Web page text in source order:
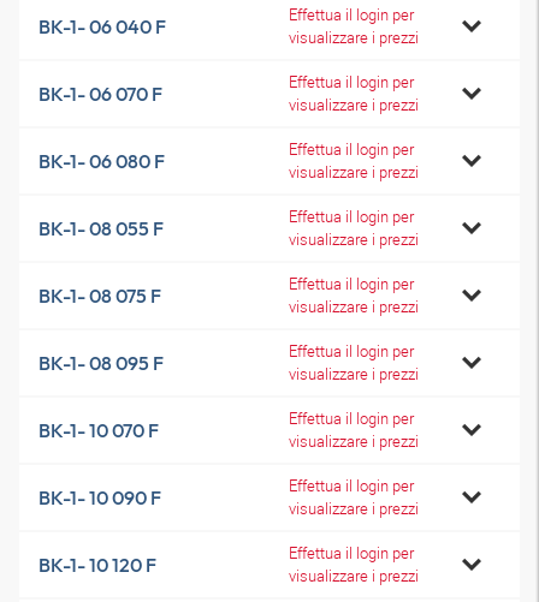
BK-1- 06 040 F
Effettua il login per
visualizzare i prezzi
BK-1- 06 070 F
Effettua il login per
visualizzare i prezzi
BK-1- 06 080 F
Effettua il login per
visualizzare i prezzi
BK-1- 08 055 F
Effettua il login per
visualizzare i prezzi
BK-1- 08 075 F
Effettua il login per
visualizzare i prezzi
BK-1- 08 095 F
Effettua il login per
visualizzare i prezzi
BK-1- 10 070 F
Effettua il login per
visualizzare i prezzi
BK-1- 10 090 F
Effettua il login per
visualizzare i prezzi
BK-1- 10 120 F
Effettua il login per
visualizzare i prezzi